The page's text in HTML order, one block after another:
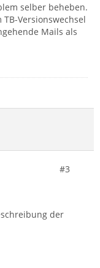
selber beheben.
Versionswechsel
Mails als
#3
der